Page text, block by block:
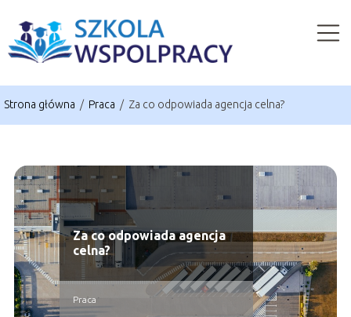
Strona główna / Praca / Za co odpowiada agencja celna?
Za co odpowiada agencja
celna?
Praca